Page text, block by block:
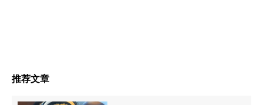
推荐文章